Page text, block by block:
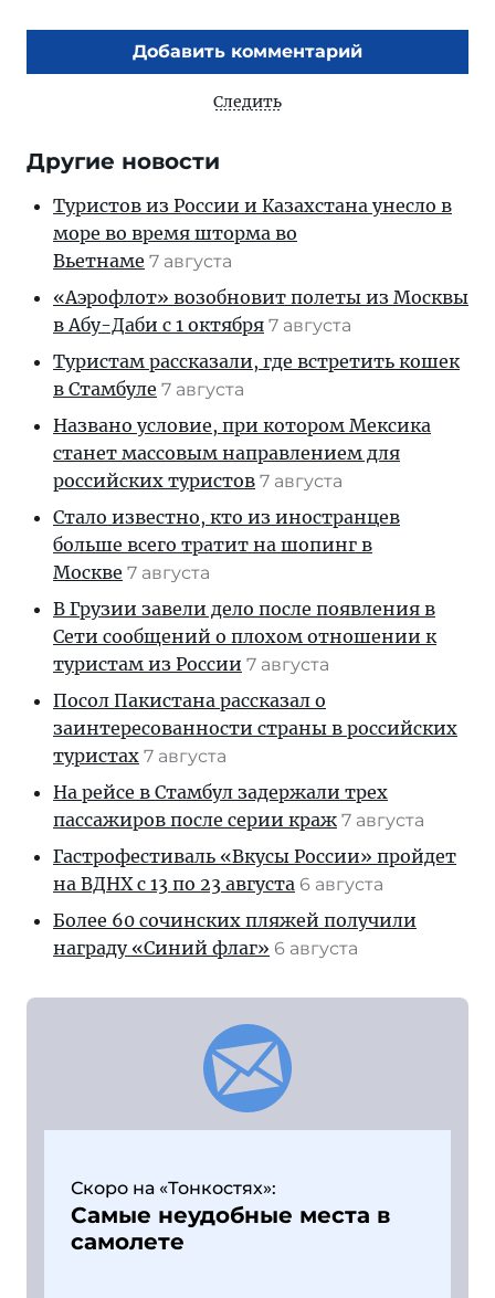
Добавить комментарий
Следить
Другие новости
Туристов из России и Казахстана унесло в
море во время шторма во
Вьетнаме 7 августа
«Аэрофлот» возобновит полеты из Москвы
в Абу-Даби с 1 октября 7 августа
Туристам рассказали, где встретить кошек
в Стамбуле 7 августа
Названо условие, при котором Мексика
станет массовым направлением для
российских туристов 7 августа
Стало известно, кто из иностранцев
больше всего тратит на шопинг в
Москве 7 августа
В Грузии завели дело после появления в
Сети сообщений о плохом отношении к
туристам из России 7 августа
Посол Пакистана рассказал о
заинтересованности страны в российских
туристах 7 августа
На рейсе в Стамбул задержали трех
пассажиров после серии краж 7 августа
Гастрофестиваль «Вкусы России» пройдет
на ВДНХ с 13 по 23 августа 6 августа
Более 60 сочинских пляжей получили
награду «Синий флаг» 6 августа
Скоро на «Тонкостях»:
Самые неудобные места в
самолете